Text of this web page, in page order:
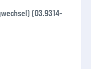
(03.9314-